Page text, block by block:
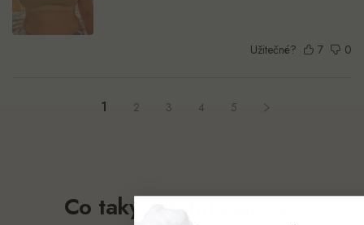
Užitečné? 7 0
1 2 3 4 5
Co taky ostatní zajímá?